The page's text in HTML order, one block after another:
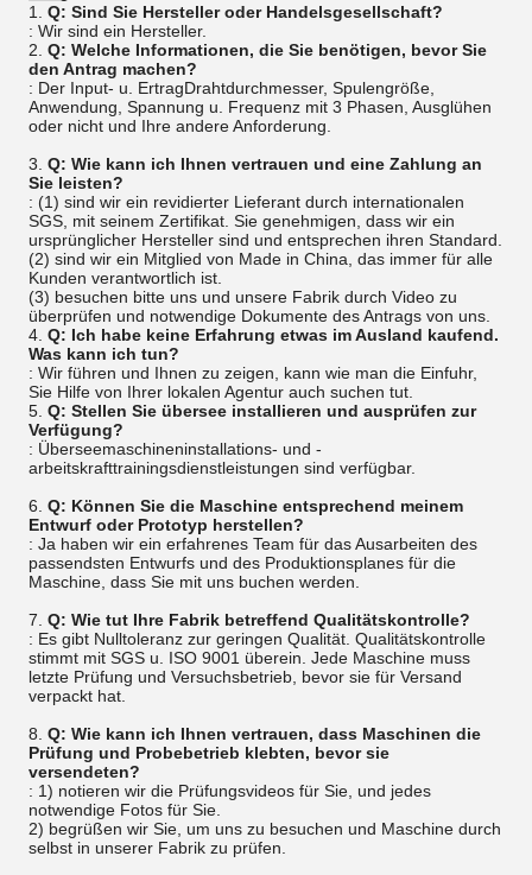
1. Q: Sind Sie Hersteller oder Handelsgesellschaft?
: Wir sind ein Hersteller.
2. Q: Welche Informationen, die Sie benötigen, bevor Sie
den Antrag machen?
: Der Input- u. ErtragDrahtdurchmesser, Spulengröße,
Anwendung, Spannung u. Frequenz mit 3 Phasen, Ausglühen
oder nicht und Ihre andere Anforderung.
3. Q: Wie kann ich Ihnen vertrauen und eine Zahlung an
Sie leisten?
: (1) sind wir ein revidierter Lieferant durch internationalen
SGS, mit seinem Zertifikat. Sie genehmigen, dass wir ein
ursprünglicher Hersteller sind und entsprechen ihren Standard.
(2) sind wir ein Mitglied von Made in China, das immer für alle
Kunden verantwortlich ist.
(3) besuchen bitte uns und unsere Fabrik durch Video zu
überprüfen und notwendige Dokumente des Antrags von uns.
4. Q: Ich habe keine Erfahrung etwas im Ausland kaufend.
Was kann ich tun?
: Wir führen und Ihnen zu zeigen, kann wie man die Einfuhr,
Sie Hilfe von Ihrer lokalen Agentur auch suchen tut.
5. Q: Stellen Sie übersee installieren und ausprüfen zur
Verfügung?
: Überseemaschineninstallations- und -
arbeitskrafttrainingsdienstleistungen sind verfügbar.
6. Q: Können Sie die Maschine entsprechend meinem
Entwurf oder Prototyp herstellen?
: Ja haben wir ein erfahrenes Team für das Ausarbeiten des
passendsten Entwurfs und des Produktionsplanes für die
Maschine, dass Sie mit uns buchen werden.
7. Q: Wie tut Ihre Fabrik betreffend Qualitätskontrolle?
: Es gibt Nulltoleranz zur geringen Qualität. Qualitätskontrolle
stimmt mit SGS u. ISO 9001 überein. Jede Maschine muss
letzte Prüfung und Versuchsbetrieb, bevor sie für Versand
verpackt hat.
8. Q: Wie kann ich Ihnen vertrauen, dass Maschinen die
Prüfung und Probebetrieb klebten, bevor sie
versendeten?
: 1) notieren wir die Prüfungsvideos für Sie, und jedes
notwendige Fotos für Sie.
2) begrüßen wir Sie, um uns zu besuchen und Maschine durch
selbst in unserer Fabrik zu prüfen.